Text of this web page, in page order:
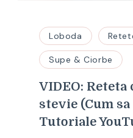
Loboda
Supe & Ciorbe
VIDEO: Reteta
stevie (Cum
Tutoriale